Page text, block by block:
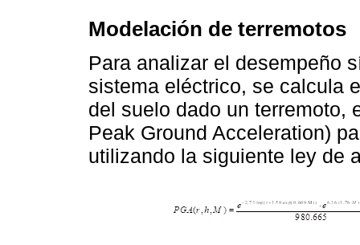
Modelación de terremotos
Para analizar el desempeño
sistema eléctrico, se calcula
del suelo dado un terremoto,
Peak Ground Acceleration)
utilizando la siguiente ley de